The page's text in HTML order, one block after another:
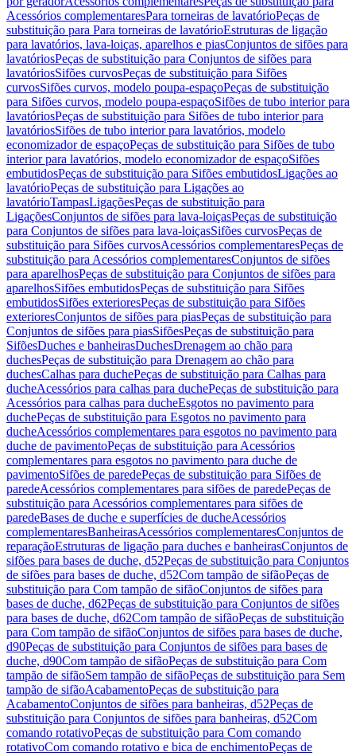
Acessórios complementaresPara torneiras de lavatórioPeças de
substituição para Para torneiras de lavatórioEstruturas de ligação
para lavatórios, lava-loiças, aparelhos e piasConjuntos de sifões para
lavatóriosPeças de substituição para Conjuntos de sifões para
lavatóriosSifões curvosPeças de substituição para Sifões
curvosSifões curvos, modelo poupa-espaçoPeças de substituição
para Sifões curvos, modelo poupa-espaçoSifões de tubo interior para
lavatóriosPeças de substituição para Sifões de tubo interior para
lavatóriosSifões de tubo interior para lavatórios, modelo
economizador de espaçoPeças de substituição para Sifões de tubo
interior para lavatórios, modelo economizador de espaçoSifões
embutidosPeças de substituição para Sifões embutidosLigações ao
lavatórioPeças de substituição para Ligações ao
lavatórioTampasLigaçõesPeças de substituição para
LigaçõesConjuntos de sifões para lava-loiçasPeças de substituição
para Conjuntos de sifões para lava-loiçasSifões curvosPeças de
substituição para Sifões curvosAcessórios complementaresPeças de
substituição para Acessórios complementaresConjuntos de sifões
para aparelhosPeças de substituição para Conjuntos de sifões para
aparelhosSifões embutidosPeças de substituição para Sifões
embutidosSifões exterioresPeças de substituição para Sifões
exterioresConjuntos de sifões para piasPeças de substituição para
Conjuntos de sifões para piasSifõesPeças de substituição para
SifõesDuches e banheirasDuchesDrenagem ao chão para
duchesPeças de substituição para Drenagem ao chão para
duchesCalhas para duchePeças de substituição para Calhas para
ducheAcessórios para calhas para duchePeças de substituição para
Acessórios para calhas para ducheEsgotos no pavimento para
duchePeças de substituição para Esgotos no pavimento para
ducheAcessórios complementares para esgotos no pavimento para
duche de pavimentoPeças de substituição para Acessórios
complementares para esgotos no pavimento para duche de
pavimentoSifões de paredePeças de substituição para Sifões de
paredeAcessórios complementares para sifões de paredePeças de
substituição para Acessórios complementares para sifões de
paredeBases de duche e superfícies de ducheAcessórios
complementaresBanheirasAcessórios complementaresConjuntos de
reparaçãoEstruturas de ligação para duches e banheirasConjuntos de
sifões para bases de duche, d52Peças de substituição para Conjuntos
de sifões para bases de duche, d52Com tampão de sifãoPeças de
substituição para Com tampão de sifãoConjuntos de sifões para
bases de duche, d62Peças de substituição para Conjuntos de sifões
para bases de duche, d62Com tampão de sifãoPeças de substituição
para Com tampão de sifãoConjuntos de sifões para bases de duche,
d90Peças de substituição para Conjuntos de sifões para bases de
duche, d90Com tampão de sifãoPeças de substituição para Com
tampão de sifãoSem tampão de sifãoPeças de substituição para Sem
tampão de sifãoAcabamentoPeças de substituição para
AcabamentoConjuntos de sifões para banheiras, d52Peças de
substituição para Conjuntos de sifões para banheiras, d52Com
comando rotativoPeças de substituição para Com comando
rotativoCom comando rotativo e bica de enchimentoPeças de